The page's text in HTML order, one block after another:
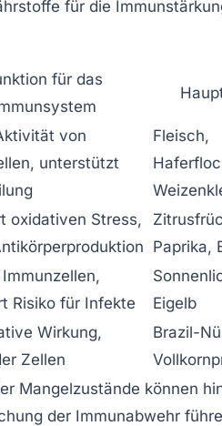
für die
für das
von
unterstützt
Fleisch,
oxidativen Stress,
Paprika,
Risiko für Infekte
Eigelb
Wirkung,
Zellen
Brazil-
Mangelzustände können
der Immunabwehr